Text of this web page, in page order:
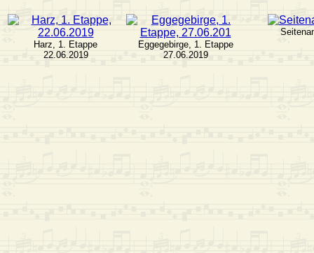
Harz, 1. Etappe
22.06.2019
Eggegebirge, 1. Etappe
27.06.2019